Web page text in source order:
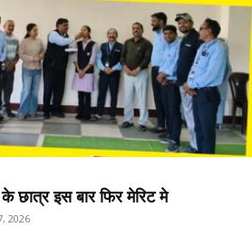
छात्र इस बार फिर मेरिट मे
2026